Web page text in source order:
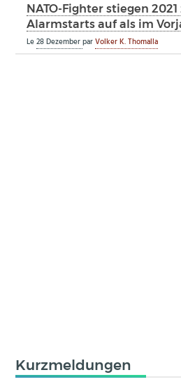
NATO-Fighter stiegen
Alarmstarts auf als im
Le28 DezemberparVolker K. Thomalla
Kurzmeldungen